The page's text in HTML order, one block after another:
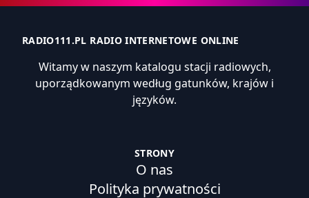
RADIO111.PL RADIO INTERNETOWE ONLINE
Witamy w naszym katalogu stacji radiowych,
uporządkowanym według gatunków, krajów i
języków.
STRONY
O nas
Polityka prywatności